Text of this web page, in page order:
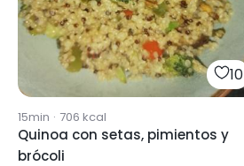
10
15min · 706 kcal
Quinoa con setas, pimientos y
brócoli